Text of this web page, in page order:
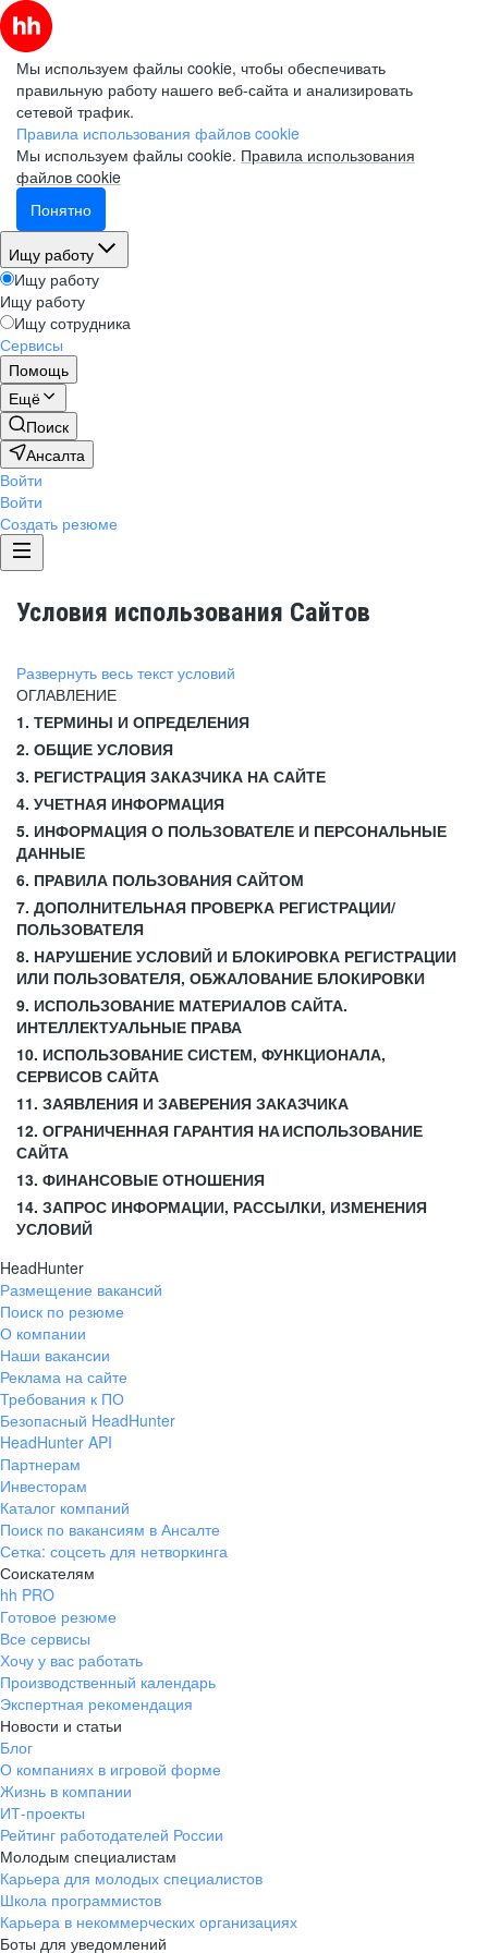
Мы используем файлы cookie, чтобы обеспечивать
правильную работу нашего веб-сайта и анализировать
сетевой трафик.
Правила использования файлов cookie
Мы используем файлы cookie. Правила использования
файлов cookie
Понятно
Ищу работу
Ищу работу
Ищу работу
Ищу сотрудника
Сервисы
Помощь
Ещё
Поиск
Ансалта
Войти
Войти
Создать резюме
Условия использования Сайтов
Развернуть весь текст условий
ОГЛАВЛЕНИЕ
1. ТЕРМИНЫ И ОПРЕДЕЛЕНИЯ
2. ОБЩИЕ УСЛОВИЯ
3. РЕГИСТРАЦИЯ ЗАКАЗЧИКА НА САЙТЕ
4. УЧЕТНАЯ ИНФОРМАЦИЯ
5. ИНФОРМАЦИЯ О ПОЛЬЗОВАТЕЛЕ И ПЕРСОНАЛЬНЫЕ
ДАННЫЕ
6. ПРАВИЛА ПОЛЬЗОВАНИЯ САЙТОМ
7. ДОПОЛНИТЕЛЬНАЯ ПРОВЕРКА РЕГИСТРАЦИИ/
ПОЛЬЗОВАТЕЛЯ
8. НАРУШЕНИЕ УСЛОВИЙ И БЛОКИРОВКА РЕГИСТРАЦИИ
ИЛИ ПОЛЬЗОВАТЕЛЯ, ОБЖАЛОВАНИЕ БЛОКИРОВКИ
9. ИСПОЛЬЗОВАНИЕ МАТЕРИАЛОВ САЙТА.
ИНТЕЛЛЕКТУАЛЬНЫЕ ПРАВА
10. ИСПОЛЬЗОВАНИЕ СИСТЕМ, ФУНКЦИОНАЛА,
СЕРВИСОВ САЙТА
11. ЗАЯВЛЕНИЯ И ЗАВЕРЕНИЯ ЗАКАЗЧИКА
12. ОГРАНИЧЕННАЯ ГАРАНТИЯ НА ИСПОЛЬЗОВАНИЕ
САЙТА
13. ФИНАНСОВЫЕ ОТНОШЕНИЯ
14. ЗАПРОС ИНФОРМАЦИИ, РАССЫЛКИ, ИЗМЕНЕНИЯ
УСЛОВИЙ
HeadHunter
Размещение вакансий
Поиск по резюме
О компании
Наши вакансии
Реклама на сайте
Требования к ПО
Безопасный HeadHunter
HeadHunter API
Партнерам
Инвесторам
Каталог компаний
Поиск по вакансиям в Ансалте
Сетка: соцсеть для нетворкинга
Соискателям
hh PRO
Готовое резюме
Все сервисы
Хочу у вас работать
Производственный календарь
Экспертная рекомендация
Новости и статьи
Блог
О компаниях в игровой форме
Жизнь в компании
ИТ-проекты
Рейтинг работодателей России
Молодым специалистам
Карьера для молодых специалистов
Школа программистов
Карьера в некоммерческих организациях
Боты для уведомлений